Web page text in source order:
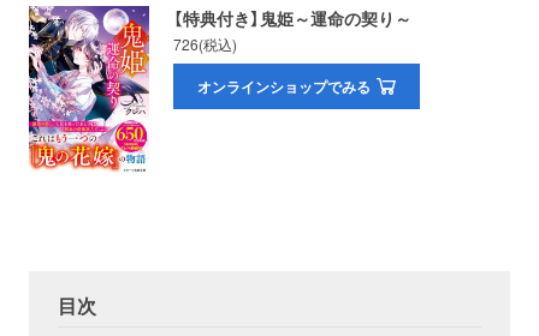
【特典付き】鬼姫～運命の契り～
726(税込)
オンラインショップでみる
目次